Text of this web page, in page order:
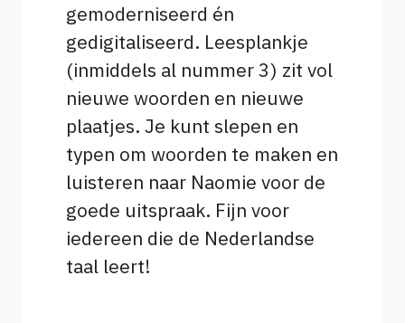
gemoderniseerd én
gedigitaliseerd. Leesplankje
(inmiddels al nummer 3) zit vol
nieuwe woorden en nieuwe
plaatjes. Je kunt slepen en
typen om woorden te maken en
luisteren naar Naomie voor de
goede uitspraak. Fijn voor
iedereen die de Nederlandse
taal leert!